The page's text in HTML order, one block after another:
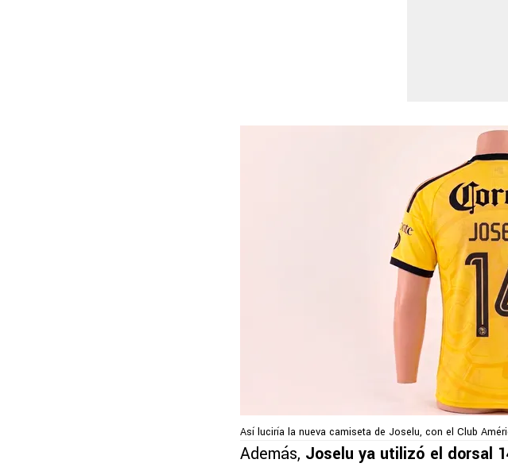
Así luciría la nueva camiseta de Joselu, con el Club
Además, Joselu ya utilizó el dorsal